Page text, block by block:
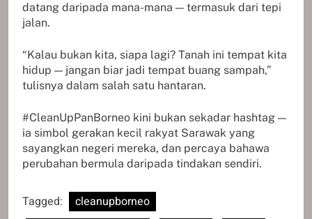
datang daripada mana-mana — termasuk dari tepi
jalan.
“Kalau bukan kita, siapa lagi? Tanah ini tempat kita
hidup — jangan biar jadi tempat buang sampah,”
tulisnya dalam salah satu hantaran.
#CleanUpPanBorneo kini bukan sekadar hashtag —
ia simbol gerakan kecil rakyat Sarawak yang
sayangkan negeri mereka, dan percaya bahawa
perubahan bermula daripada tindakan sendiri.
Tagged:
cleanupborneo